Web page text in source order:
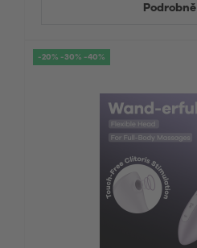
Podrobně
-20% -30% -40%